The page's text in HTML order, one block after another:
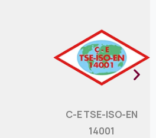
C-E TSE-ISO-EN
14001